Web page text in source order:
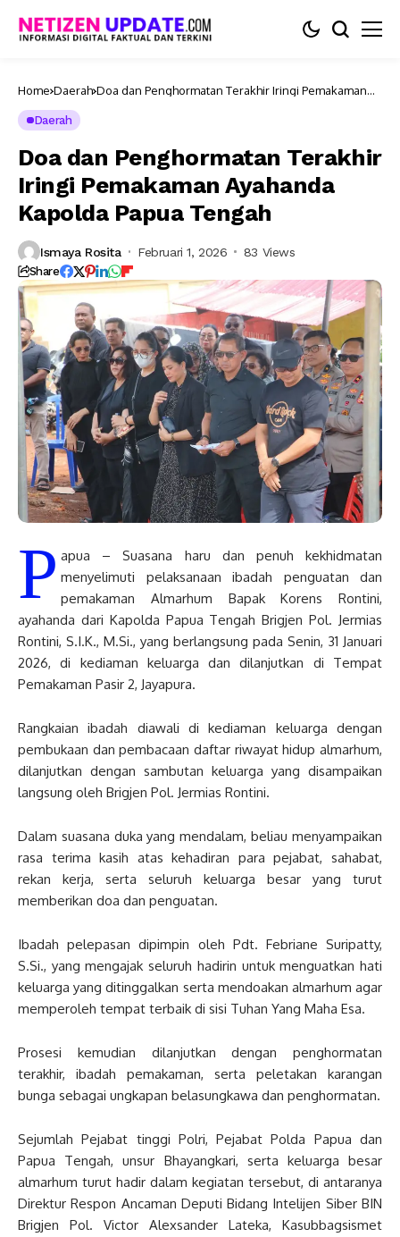
Home Daerah Doa dan Penghormatan Terakhir Iringi Pemakaman
Daerah
Doa dan Penghormatan Terakhir
Iringi Pemakaman Ayahanda
Kapolda Papua Tengah
Ismaya Rosita Februari 1, 2026 83 Views
Share
P apua – Suasana haru dan penuh kekhidmatan
menyelimuti pelaksanaan ibadah penguatan dan
pemakaman Almarhum Bapak Korens Rontini,
ayahanda dari Kapolda Papua Tengah Brigjen Pol. Jermias
Rontini, S.I.K., M.Si., yang berlangsung pada Senin, 31 Januari
2026, di kediaman keluarga dan dilanjutkan di Tempat
Pemakaman Pasir 2, Jayapura.
Rangkaian ibadah diawali di kediaman keluarga dengan
pembukaan dan pembacaan daftar riwayat hidup almarhum,
dilanjutkan dengan sambutan keluarga yang disampaikan
langsung oleh Brigjen Pol. Jermias Rontini.
Dalam suasana duka yang mendalam, beliau menyampaikan
rasa terima kasih atas kehadiran para pejabat, sahabat,
rekan kerja, serta seluruh keluarga besar yang turut
memberikan doa dan penguatan.
Ibadah pelepasan dipimpin oleh Pdt. Febriane Suripatty,
S.Si., yang mengajak seluruh hadirin untuk menguatkan hati
keluarga yang ditinggalkan serta mendoakan almarhum agar
memperoleh tempat terbaik di sisi Tuhan Yang Maha Esa.
Prosesi kemudian dilanjutkan dengan penghormatan
terakhir, ibadah pemakaman, serta peletakan karangan
bunga sebagai ungkapan belasungkawa dan penghormatan.
Sejumlah Pejabat tinggi Polri, Pejabat Polda Papua dan
Papua Tengah, unsur Bhayangkari, serta keluarga besar
almarhum turut hadir dalam kegiatan tersebut, di antaranya
Direktur Respon Ancaman Deputi Bidang Intelijen Siber BIN
Brigjen Pol. Victor Alexsander Lateka, Kasubbagsismet